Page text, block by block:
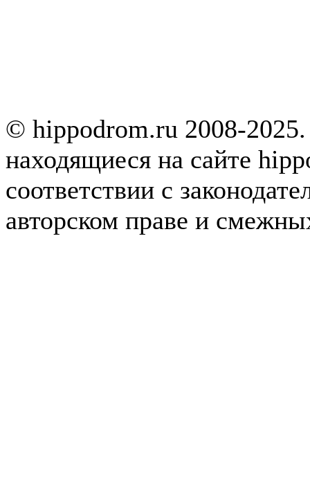
© hippodrom.ru 2008-
находящиеся на сайте
соответствии с
авторском праве и